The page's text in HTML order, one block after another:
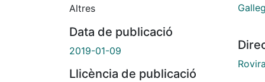
Altres
Data de publicació
2019-01-09
Llicència de publicació